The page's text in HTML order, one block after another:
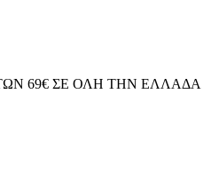
69€ ΣΕ ΟΛΗ ΤΗΝ ΕΛΛΑΔΑ